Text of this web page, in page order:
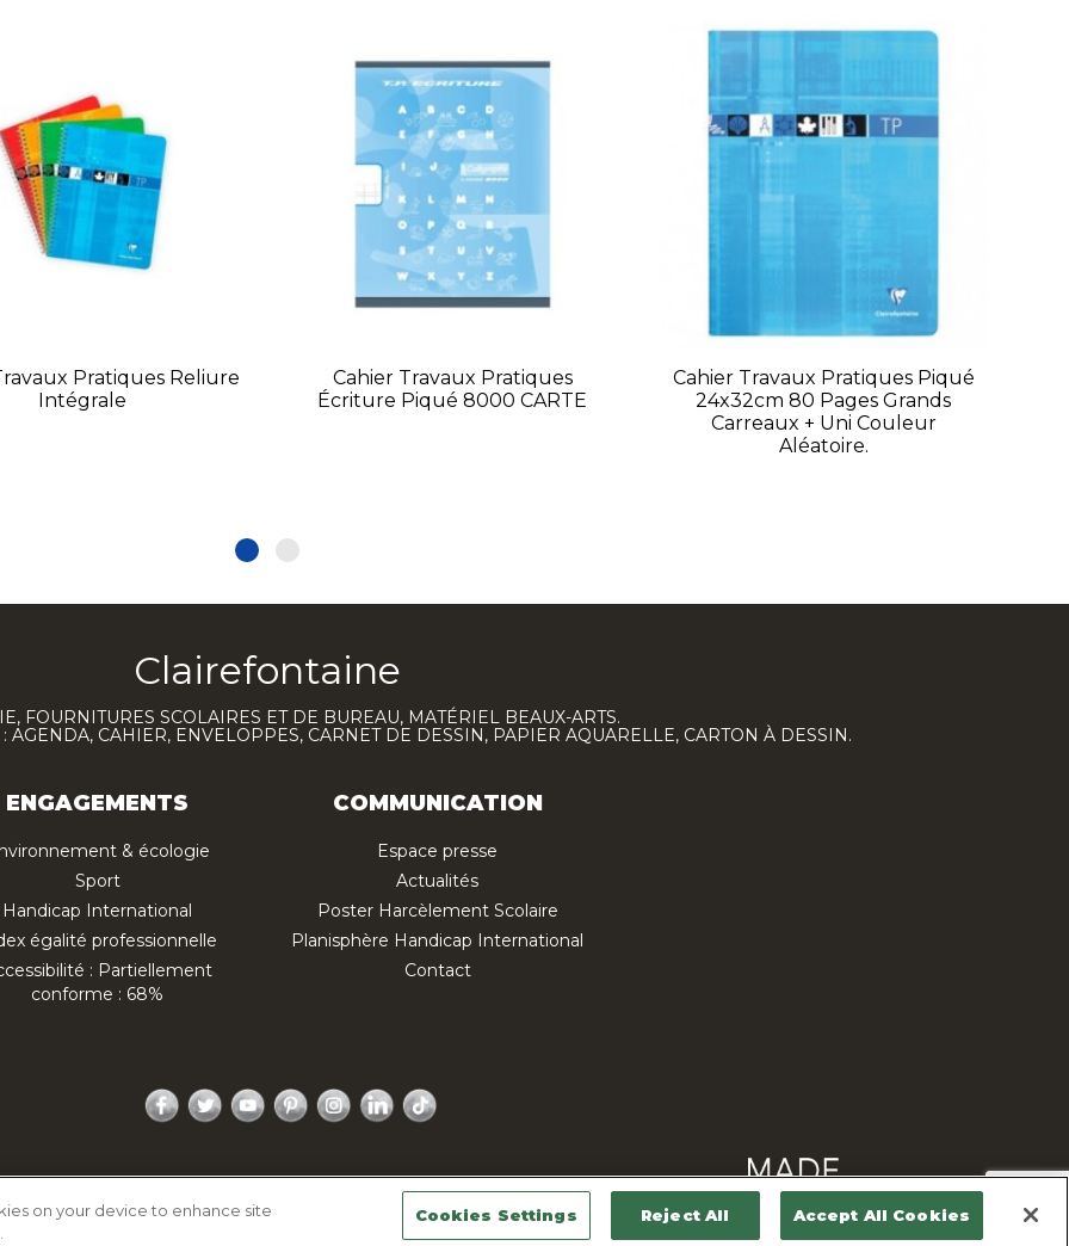
Pratiques Reliure
Intégrale
Cahier Travaux Pratiques
Écriture Piqué 8000 CARTE
Cahier Travaux Pratiques Piqué
24x32cm 80 Pages Grands
Carreaux + Uni Couleur
Aléatoire.
Clairefontaine
FOURNITURES SCOLAIRES ET DE BUREAU, MATÉRIEL BEAUX-ARTS.
AGENDA, CAHIER, ENVELOPPES, CARNET DE DESSIN, PAPIER AQUARELLE, CARTON À DESSIN.
ENGAGEMENTS
& écologie
Sport
Handicap International
égalité professionnelle
: Partiellement
conforme : 68%
COMMUNICATION
Espace presse
Actualités
Poster Harcèlement Scolaire
Planisphère Handicap International
Contact
Facebook
TwitterYouTubePinterestInstagram
LinkedIn
Plan du site Contactez-nous
on your device to enhance site
Cookies Settings Reject All Accept All Cookies